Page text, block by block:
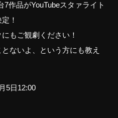
作品がYouTubeスタァライト
！
もご観劇ください！
ないよ、という方にも教え
5日12:00